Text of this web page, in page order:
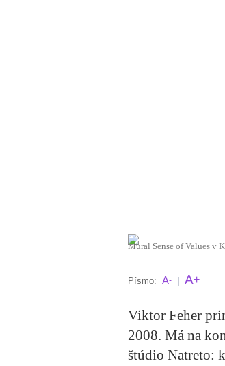
Mural Sense of Values v
Písmo: A- | A+
Viktor Feher
2008. Má na
štúdio Natreto: